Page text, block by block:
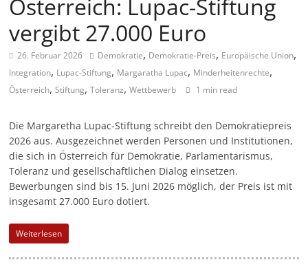
m
a
g
a
z
n
f
ü
r
S
o
z
i
Österreich: Lupac-Stiftung
vergibt 27.000 Euro
26. Februar 2026 Demokratie, Demokratie-Preis, Europäische Union,
Integration, Lupac-Stiftung, Margaratha Lupac, Minderheitenrechte,
Österreich,Stiftung,Toleranz,Wettbewerb 1 min read
Die Margaretha Lupac-Stiftung schreibt den Demokratiepreis
2026 aus. Ausgezeichnet werden Personen und Institutionen,
die sich in Österreich für Demokratie, Parlamentarismus,
Toleranz und gesellschaftlichen Dialog einsetzen.
Bewerbungen sind bis 15. Juni 2026 möglich, der Preis ist mit
insgesamt 27.000 Euro dotiert.
Weiterlesen